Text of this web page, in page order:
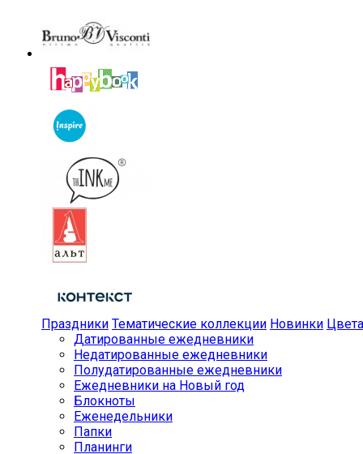
Праздники Тематические коллекции Новинки Цвета
Датированные ежедневники
Недатированные ежедневники
Полудатированные ежедневники
Ежедневники на Новый год
Блокноты
Еженедельники
Папки
Планинги